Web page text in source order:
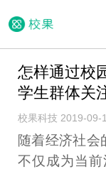
怎样通过校
学生群体关
校果科技 2019-09-
随着经济社会
不仅成为当